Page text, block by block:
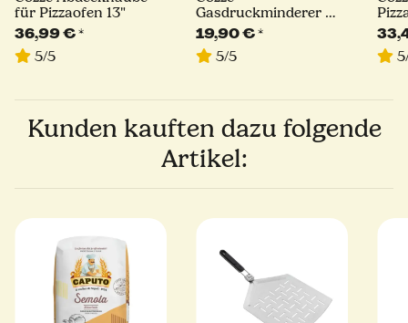
für Pizzaofen 13"
36,99 €*
5/5
Gasdruckminderer mit
Schlauch 1.1 m
DE/AT/CH
19,90 €*
5/5
Kunden kauften dazu folgende
Artikel: